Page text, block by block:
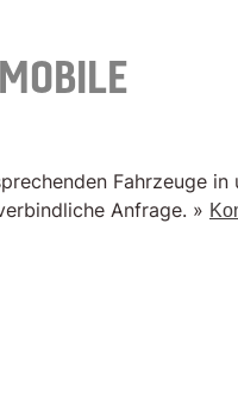
Fahrzeuge in
Anfrage. »